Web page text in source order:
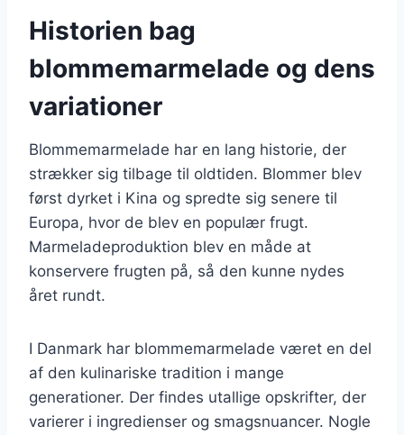
Historien bag
blommemarmelade og dens
variationer
Blommemarmelade har en lang historie, der
strækker sig tilbage til oldtiden. Blommer blev
først dyrket i Kina og spredte sig senere til
Europa, hvor de blev en populær frugt.
Marmeladeproduktion blev en måde at
konservere frugten på, så den kunne nydes
året rundt.
I Danmark har blommemarmelade været en del
af den kulinariske tradition i mange
generationer. Der findes utallige opskrifter, der
varierer i ingredienser og smagsnuancer. Nogle